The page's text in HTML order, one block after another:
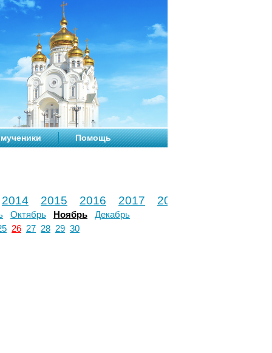
Помощь
2014 2015 2016 2017 2018
Октябрь Ноябрь
Декабрь
26 27 28 29 30